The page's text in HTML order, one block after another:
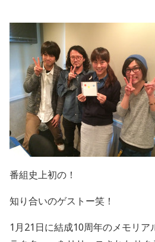
番組史上初の！
知り合いのゲストー笑！
1月21日に結成10周年のメモリア